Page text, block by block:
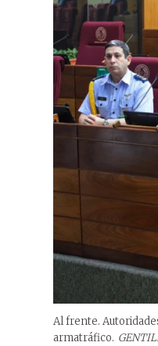
Al frente.
armatráfico.